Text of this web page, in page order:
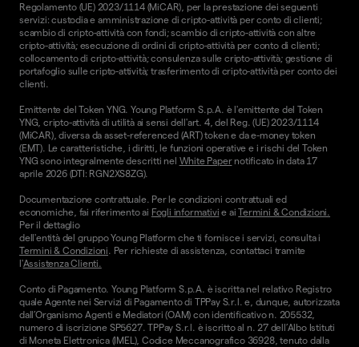
Regolamento (UE) 2023/1114 (MiCAR), per la prestazione dei seguenti
servizi: custodia e amministrazione di cripto-attività per conto di clienti;
scambio di cripto-attività con fondi; scambio di cripto-attività con altre
cripto-attività; esecuzione di ordini di cripto-attività per conto di clienti;
collocamento di cripto-attività; consulenza sulle cripto-attività; gestione di
portafoglio sulle cripto-attività; trasferimento di cripto-attività per conto dei
clienti.
Emittente del Token YNG. Young Platform S.p.A. è l'emittente del Token
YNG, cripto-attività di utilità ai sensi dell'art. 4, del Reg. (UE) 2023/1114
(MiCAR), diversa da asset-referenced (ART) token e da e-money token
(EMT). Le caratteristiche, i diritti, le funzioni operative e i rischi del Token
YNG sono integralmente descritti nel White Papernotificato in data 17
aprile 2026 (DTI: RGN2XS8ZG).
Documentazione contrattuale. Per le condizioni contrattuali ed
economiche, fai riferimento ai Fogli informativi e aiTermini & Condizioni.
Per il dettaglio
dell'entità del gruppo Young Platform che ti fornisce i servizi, consulta i
Termini & Condizioni. Per richieste di assistenza, contattaci tramite
l'Assistenza Clienti.
Conto di Pagamento. Young Platform S.p.A. è iscritta nel relativo Registro
quale Agente nei Servizi di Pagamento di TPPay S.r.l. e, dunque, autorizzata
dall’Organismo Agenti e Mediatori (OAM) con identificativo n. 205532,
numero di iscrizione SP5627. TPPay S.r.l. è iscritto al n. 27 dell’Albo Istituti
di Moneta Elettronica (IMEL), Codice Meccanografico 36928, tenuto dalla